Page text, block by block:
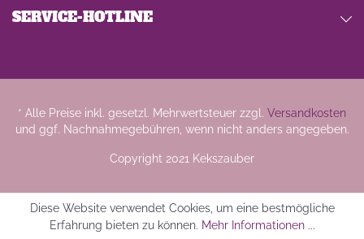
SERVICE-HOTLINE
* Alle Preise inkl. gesetzl. Mehrwertsteuer zzgl. Versandkosten
und ggf. Nachnahmegebühren, wenn nicht anders angegeben.
Copyright 2021 Kekszauber
Diese Website verwendet Cookies, um eine bestmögliche
Erfahrung bieten zu können. Mehr Informationen ...